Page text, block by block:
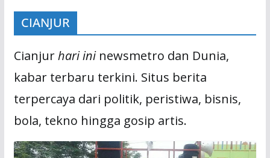
CIANJUR
Cianjurhari ininewsmetro dan Dunia,
kabar terbaru terkini. Situs berita
terpercaya dari politik, peristiwa, bisnis,
bola, tekno hingga gosip artis.